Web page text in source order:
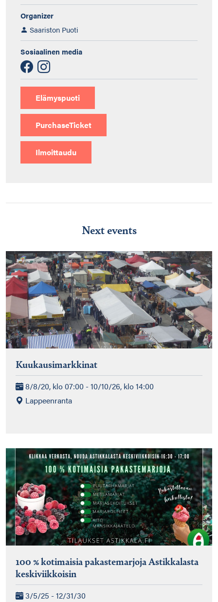
Organizer
Saariston Puoti
Sosiaalinen media
Elämyspuoti
PurchaseTicket
Ilmoittaudu
Next events
Kuukausimarkkinat
8/8/20, klo 07:00 - 10/10/26, klo 14:00
Lappeenranta
100 % kotimaisia pakastemarjoja Astikkalasta
keskiviikkoisin
3/5/25 - 12/31/30